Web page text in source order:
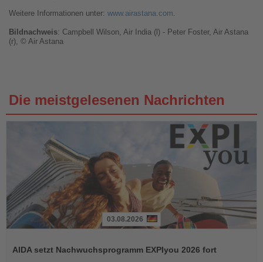
Weitere Informationen unter: www.airastana.com.
Bildnachweis: Campbell Wilson, Air India (l) - Peter Foster, Air Astana
(r), © Air Astana
Die meistgelesenen Nachrichten
die
03.08.2026
AIDA setzt Nachwuchsprogramm EXPIyou 2026 fort